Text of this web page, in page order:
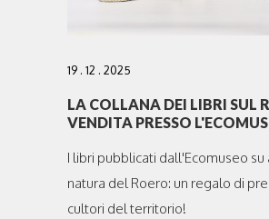
19 . 12 . 2025
LA COLLANA DEI LIBRI SUL
VENDITA PRESSO
I libri pubblicati dall'Ecomuseo su
natura del Roero: un regalo di
cultori del territorio!